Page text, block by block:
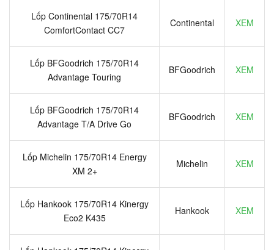
Lốp Continental 175/70R14
ComfortContact CC7
Continental XEM
Lốp BFGoodrich 175/70R14
Advantage Touring
BFGoodrich XEM
Lốp BFGoodrich 175/70R14
Advantage T/A Drive Go
BFGoodrich XEM
Lốp Michelin 175/70R14 Energy
XM 2+
Michelin XEM
Lốp Hankook 175/70R14 Kinergy
Eco2 K435
Hankook XEM